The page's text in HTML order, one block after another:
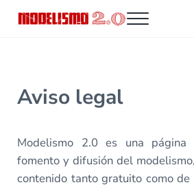
Menu
Aviso legal
Modelismo 2.0 es una
fomento y difusión del
contenido tanto gratuito como